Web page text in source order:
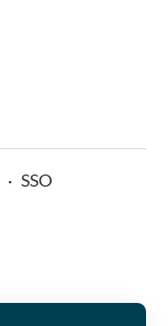
· SSO